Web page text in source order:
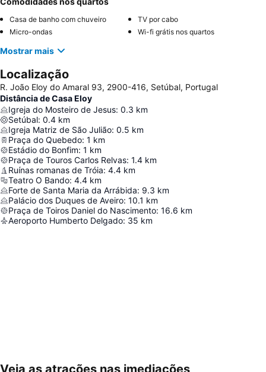
Casa de banho com chuveiro
TV por cabo
Micro-ondas
Wi-fi grátis nos quartos
Mostrar mais
Localização
R. João Eloy do Amaral 93, 2900-416, Setúbal, Portugal
Distância de Casa Eloy
Igreja do Mosteiro de Jesus: 0.3 km
Setúbal: 0.4 km
Igreja Matriz de São Julião: 0.5 km
Praça do Quebedo: 1 km
Estádio do Bonfim: 1 km
Praça de Touros Carlos Relvas: 1.4 km
Ruínas romanas de Tróia: 4.4 km
Teatro O Bando: 4.4 km
Forte de Santa Maria da Arrábida: 9.3 km
Palácio dos Duques de Aveiro: 10.1 km
Praça de Toiros Daniel do Nascimento: 16.6 km
Aeroporto Humberto Delgado: 35 km